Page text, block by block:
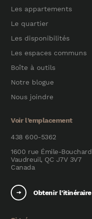
Les appartements
Le quartier
Les disponibilités
Les espaces communs
Boîte à outils
Notre blogue
Nous joindre
Voir l’emplacement
438 600-5362
1600 rue Émile-Bouchard
Vaudreuil, QC J7V 3V7
Canada
Obtenir l’itinéraire